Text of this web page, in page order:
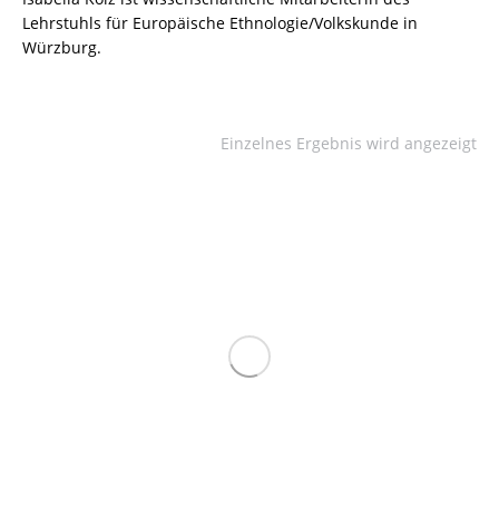
Lehrstuhls für Europäische Ethnologie/Volkskunde in
Würzburg.
Einzelnes Ergebnis wird angezeigt